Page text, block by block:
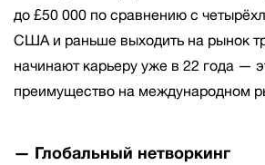
до £50 000 по сравнению с
США и раньше выходить на рынок
начинают карьеру уже в 22 года —
преимущество на международном
— Глобальный нетворкинг